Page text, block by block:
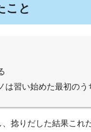
こと
は習い始めた最初の
捻りだした結果これ